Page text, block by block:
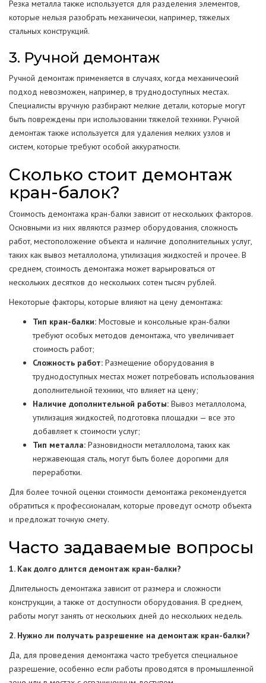
Резка металла также используется для разделения элементов,
которые нельзя разобрать механически, например, тяжелых
стальных конструкций.
3. Ручной демонтаж
Ручной демонтаж применяется в случаях, когда механический
подход невозможен, например, в труднодоступных местах.
Специалисты вручную разбирают мелкие детали, которые могут
быть повреждены при использовании тяжелой техники. Ручной
демонтаж также используется для удаления мелких узлов и
систем, которые требуют особой аккуратности.
Сколько стоит демонтаж
кран-балок?
Стоимость демонтажа кран-балки зависит от нескольких факторов.
Основными из них являются размер оборудования, сложность
работ, местоположение объекта и наличие дополнительных услуг,
таких как вывоз металлолома, утилизация жидкостей и прочее. В
среднем, стоимость демонтажа может варьироваться от
нескольких десятков до нескольких сотен тысяч рублей.
Некоторые факторы, которые влияют на цену демонтажа:
Тип кран-балки: Мостовые и консольные кран-балки
требуют особых методов демонтажа, что увеличивает
стоимость работ;
Сложность работ: Размещение оборудования в
труднодоступных местах может потребовать использования
дополнительной техники, что влияет на цену;
Наличие дополнительной работы: Вывоз металлолома,
утилизация жидкостей, подготовка площадки — все это
добавляет к стоимости услуг;
Тип металла: Разновидности металлолома, таких как
нержавеющая сталь, могут быть более дорогими для
переработки.
Для более точной оценки стоимости демонтажа рекомендуется
обратиться к профессионалам, которые проведут осмотр объекта
и предложат точную смету.
Часто задаваемые вопросы
1. Как долго длится демонтаж кран-балки?
Длительность демонтажа зависит от размера и сложности
конструкции, а также от доступности оборудования. В среднем,
работы могут занять от нескольких дней до нескольких недель.
2. Нужно ли получать разрешение на демонтаж кран-балки?
Да, для проведения демонтажа часто требуется специальное
разрешение, особенно если работы проводятся в промышленной